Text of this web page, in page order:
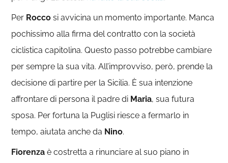
Per Rocco si avvicina un momento importante. Manca
pochissimo alla firma del contratto con la società
ciclistica capitolina. Questo passo potrebbe cambiare
per sempre la sua vita. All’improvviso, però, prende la
decisione di partire per la Sicilia. È sua intenzione
affrontare di persona il padre di Maria, sua futura
sposa. Per fortuna la Puglisi riesce a fermarlo in
tempo, aiutata anche da Nino.
Fiorenza è costretta a rinunciare al suo piano in